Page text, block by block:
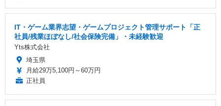
IT・ゲーム業界志望・ゲームプロジェクト管理サポート「正
社員/残業ほぼなし/社会保険完備」・未経験歓迎
Yts株式会社
埼玉県
月給29万5,100円～60万円
正社員